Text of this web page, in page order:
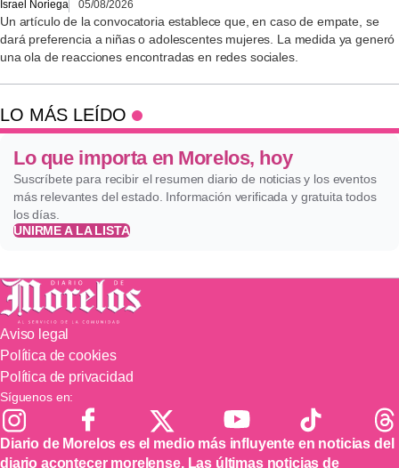
Israel Noriega 05/08/2026
Un artículo de la convocatoria establece que, en caso de empate, se
dará preferencia a niñas o adolescentes mujeres. La medida ya generó
una ola de reacciones encontradas en redes sociales.
LO MÁS LEÍDO
Lo que importa en Morelos, hoy
Suscríbete para recibir el resumen diario de noticias y los eventos
más relevantes del estado. Información verificada y gratuita todos
los días.
UNIRME A LA LISTA
Aviso legal
Política de cookies
Política de privacidad
Síguenos en:
Diario de Morelos es el medio más influyente en noticias del
diario acontecer morelense. Las últimas noticias de